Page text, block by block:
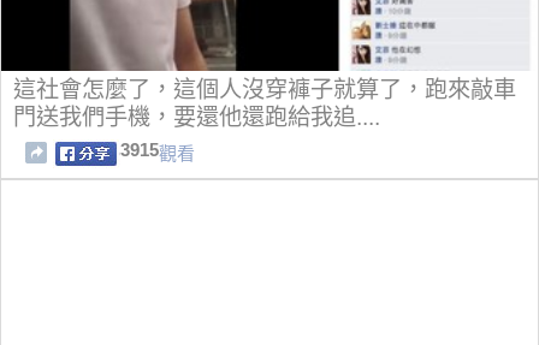
這社會怎麼了，這個人沒穿褲子就算了，跑來敲車
門送我們手機，要還他還跑給我追....
3915觀看